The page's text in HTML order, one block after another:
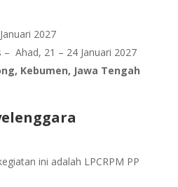
2027
– Ahad, 21 – 24 Januari 2027
Kebumen, Jawa Tengah
ini adalah LPCRPM PP